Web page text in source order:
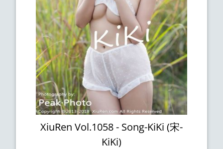
XiuRen Vol.1058 - Song-KiKi (宋-
KiKi)